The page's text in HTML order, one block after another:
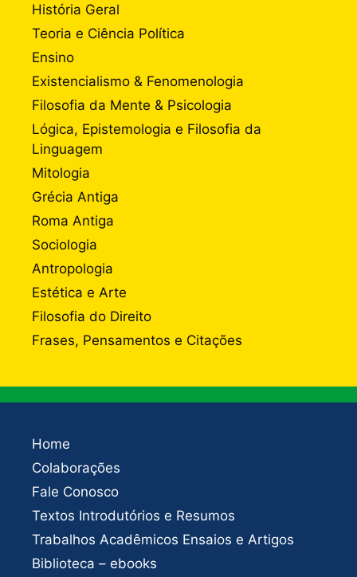
História Geral
Teoria e Ciência Política
Ensino
Existencialismo & Fenomenologia
Filosofia da Mente & Psicologia
Lógica, Epistemologia e Filosofia da
Linguagem
Mitologia
Grécia Antiga
Roma Antiga
Sociologia
Antropologia
Estética e Arte
Filosofia do Direito
Frases, Pensamentos e Citações
Home
Colaborações
Fale Conosco
Textos Introdutórios e Resumos
Trabalhos Acadêmicos Ensaios e Artigos
Biblioteca – ebooks